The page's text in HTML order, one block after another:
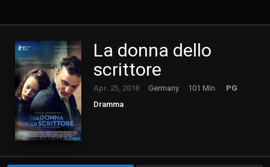
La donna dello
scrittore
Apr. 25, 2018 Germany 101 Min.
PG
Dramma